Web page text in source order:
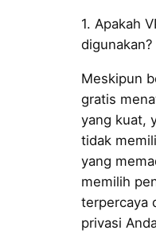
1. Apakah
digunakan?
Meskipun
gratis
yang kuat,
tidak
yang
memilih
terpercaya
privasi